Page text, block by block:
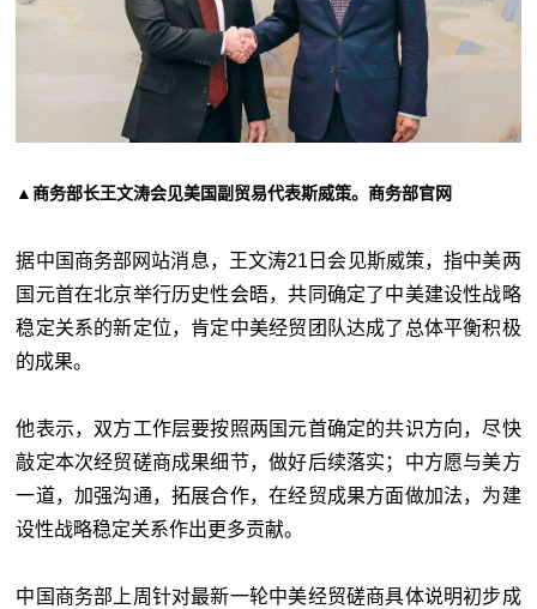
▲商务部长王文涛会见美国副贸易代表斯威策。商务部官网
据中国商务部网站消息，王文涛21日会见斯威策，指中美两
国元首在北京举行历史性会晤，共同确定了中美建设性战略
稳定关系的新定位，肯定中美经贸团队达成了总体平衡积极
的成果。
他表示，双方工作层要按照两国元首确定的共识方向，尽快
敲定本次经贸磋商成果细节，做好后续落实；中方愿与美方
一道，加强沟通，拓展合作，在经贸成果方面做加法，为建
设性战略稳定关系作出更多贡献。
中国商务部上周针对最新一轮中美经贸磋商具体说明初步成